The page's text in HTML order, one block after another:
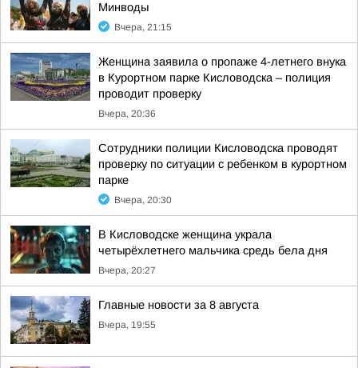
Минводы
Вчера, 21:15
Женщина заявила о пропаже 4-летнего внука
в Курортном парке Кисловодска – полиция
проводит проверку
Вчера, 20:36
Сотрудники полиции Кисловодска проводят
проверку по ситуации с ребенком в курортном
парке
Вчера, 20:30
В Кисловодске женщина украла
четырёхлетнего мальчика средь бела дня
Вчера, 20:27
Главные новости за 8 августа
Вчера, 19:55